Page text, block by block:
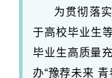
为贯彻落
于高校毕业生
毕业生高质量
办“豫荐未来